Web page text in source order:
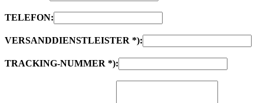
TELEFON:
VERSANDDIENSTLEISTER *):
TRACKING-NUMMER *):